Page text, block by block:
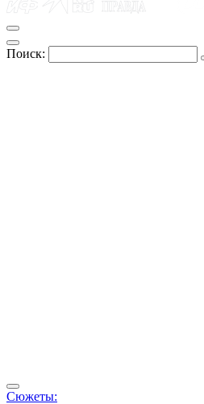
Поиск:
Сюжеты: